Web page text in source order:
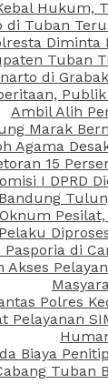
Hukum,
di Tuban
Diminta
Tuban
di
Ambil Alih
Marak
Agama
15
I DPRD
Pasporia di
Akses
Polres
Pelayanan
Biaya
Tuban